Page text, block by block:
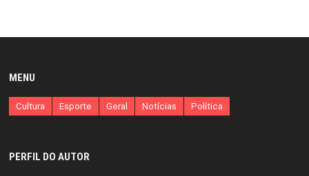
MENU
Cultura Esporte Geral Notícias Política
PERFIL DO AUTOR